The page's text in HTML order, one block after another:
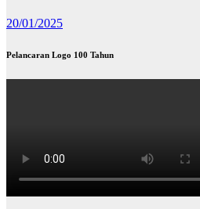
20/01/2025
Pelancaran Logo 100 Tahun